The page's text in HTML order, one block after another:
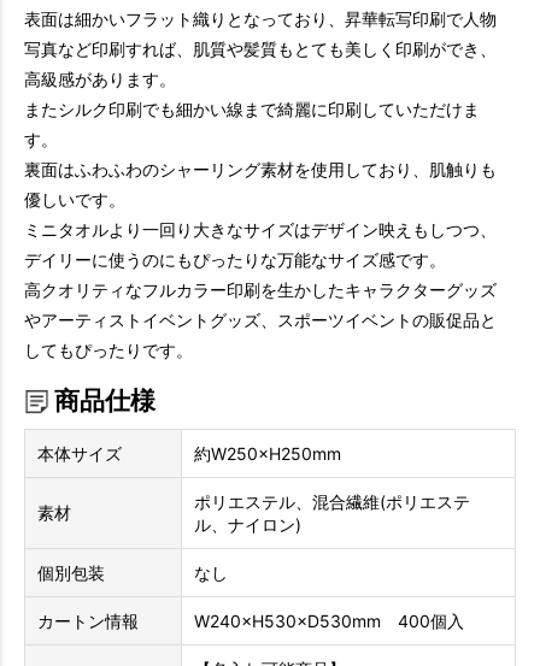
表面は細かいフラット織りとなっており、昇華転写印刷で人物
写真など印刷すれば、肌質や髪質もとても美しく印刷ができ、
高級感があります。
またシルク印刷でも細かい線まで綺麗に印刷していただけま
す。
裏面はふわふわのシャーリング素材を使用しており、肌触りも
優しいです。
ミニタオルより一回り大きなサイズはデザイン映えもしつつ、
デイリーに使うのにもぴったりな万能なサイズ感です。
高クオリティなフルカラー印刷を生かしたキャラクターグッズ
やアーティストイベントグッズ、スポーツイベントの販促品と
してもぴったりです。
商品仕様
本体サイズ 約W250×H250mm
素材
ポリエステル、混合繊維(ポリエステ
ル、ナイロン)
個別包装 なし
カートン情報 W240×H530×D530mm 400個入